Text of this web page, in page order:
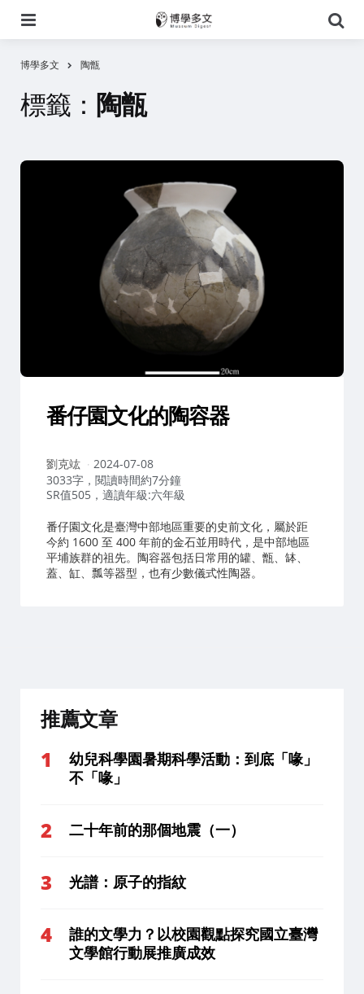
尋
博學多文 陶甑
標籤： 陶甑
番仔園文化的陶容器
作
者：
劉克竑
2024-07-08
3033字，閱讀時間約7分鐘
SR值505，適讀年級:六年級
番仔園文化是臺灣中部地區重要的史前文化，屬於距
今約 1600 至 400 年前的金石並用時代，是中部地區
平埔族群的祖先。陶容器包括日常用的罐、甑、缽、
蓋、缸、瓢等器型，也有少數儀式性陶器。
推薦文章
幼兒科學園暑期科學活動：到底「喙」
不「喙」
二十年前的那個地震（一）
光譜：原子的指紋
誰的文學力？以校園觀點探究國立臺灣
文學館行動展推廣成效